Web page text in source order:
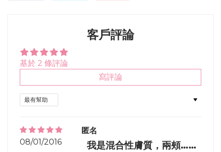
客戶評論
基於 2 條評論
寫評論
08/01/2016
匿名
我是混合性膚質，兩頰……